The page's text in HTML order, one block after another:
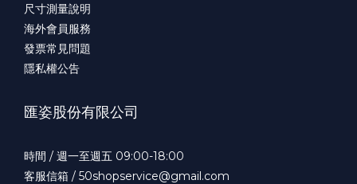
尺寸測量說明
海外會員服務
發票常見問題
隱私權公告
匯姿股份有限公司
時間 / 週一至週五 09:00-18:00
客服信箱 / 50shopservice@gmail.com